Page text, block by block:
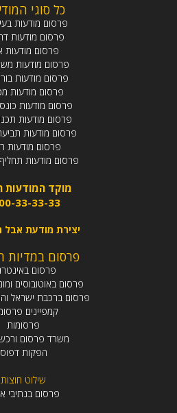
כל סוגי
פרסום מודעות
פרסום מודעות
פרסום מודעות
פרסום מודעות
פרסום מודעות
פרסום מודעות
פרסום מודעות
פרסום מודעות
פרסום מודעות תביעה
פרסום מודעות
פרסום מודעות
מוקד המודעות
33-33-33
יצירת מודעת אבל
פרסום במדיות
פרסום
פרסום באוטובוסים
פרסום ברכבת ישראל
קמפיינים
פרסומות
משרד פרסום
הפקות דפוס
שילוט חוצות
פרסום בנתיבי